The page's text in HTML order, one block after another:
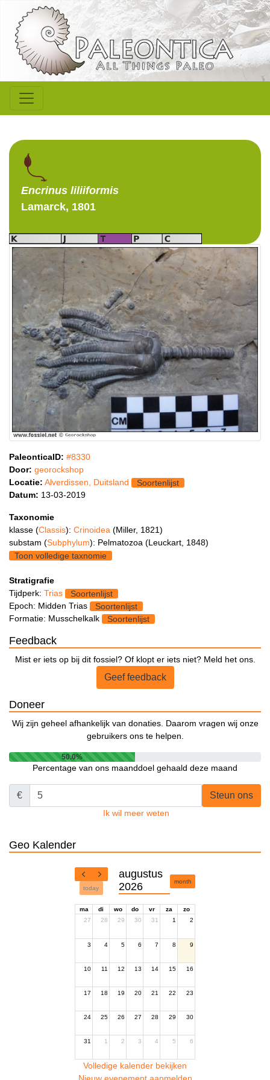
Encrinus liliiformis
Lamarck, 1801
PaleonticaID: #8330
Door: georockshop
Locatie: Alverdissen, Duitsland
Soortenlijst
Datum: 13-03-2019
Taxonomie
klasse (Classis): Crinoidea (Miller, 1821)
substam (Subphylum): Pelmatozoa (Leuckart, 1848)
Toon volledige taxnomie
Stratigrafie
Tijdperk: Trias
Soortenlijst
Epoch: Midden Trias
Soortenlijst
Formatie: Musschelkalk
Soortenlijst
Feedback
Mist er iets op bij dit fossiel? Of klopt er iets niet? Meld het ons.
Geef feedback
Doneer
Wij zijn geheel afhankelijk van donaties. Daarom vragen wij onze
gebruikers ons te helpen.
50.0%
Percentage van ons maanddoel gehaald deze maand
€ Steun ons
Ik wil meer weten
Geo Kalender
today
augustus
2026
month
ma di wo do vr za
zo
27
28 29 30 31 1 2
3 4 5 6 7 8 9
10 11 12 13 14 15 16
17 18 19 20 21 22 23
24 25 26 27 28 29 30
31 1 2 3 4 5 6
Volledige kalender bekijken